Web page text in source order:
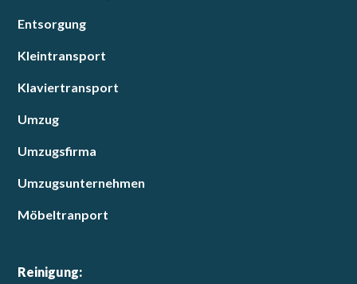
Entsorgung
Kleintransport
Klaviertransport
Umzug
Umzugsfirma
Umzugsunternehmen
Möbeltranport
Reinigung: